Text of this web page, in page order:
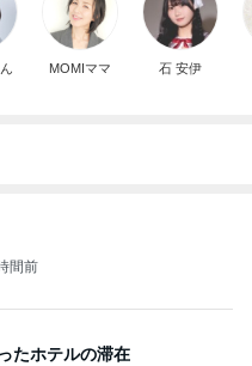
MOMIママ 石 安伊
間前
たホテルの滞在